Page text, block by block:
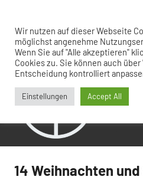
springen
Hinter
den
Kulissen
agil
weiter
gedacht
Allgemein
14 Weihnachten
Wir nutzen auf dieser Webseite
möglichst angenehme
Wenn Sie auf "Alle akzeptieren"
Cookies zu. Sie können auch
Entscheidung kontrolliert
Einstellungen Accept All